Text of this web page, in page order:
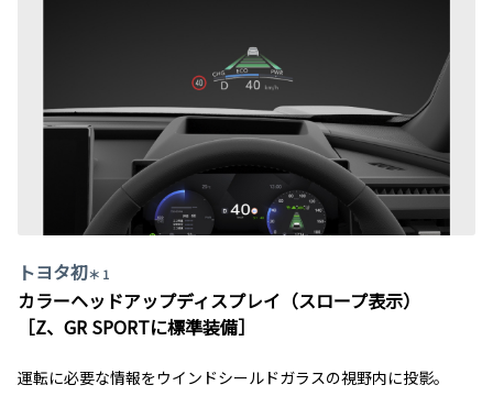
トヨタ初＊ 1
カラーヘッドアップディスプレイ（スロープ表示）
［Z、GR SPORTに標準装備］
運転に必要な情報をウインドシールドガラスの視野内に投影。